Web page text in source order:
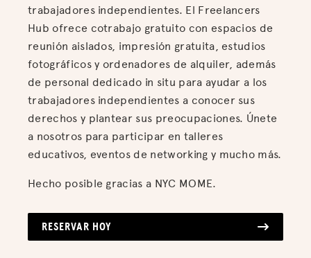
trabajadores independientes. El Freelancers
Hub ofrece cotrabajo gratuito con espacios de
reunión aislados, impresión gratuita, estudios
fotográficos y ordenadores de alquiler, además
de personal dedicado in situ para ayudar a los
trabajadores independientes a conocer sus
derechos y plantear sus preocupaciones. Únete
a nosotros para participar en talleres
educativos, eventos de networking y mucho más.
Hecho posible gracias a NYC MOME.
RESERVAR HOY